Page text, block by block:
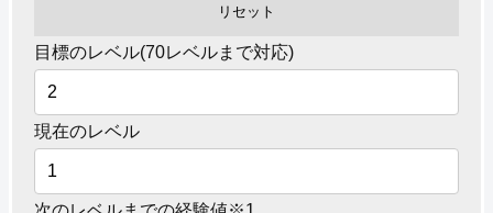
目標のレベル(70レベルまで対応)
現在のレベル